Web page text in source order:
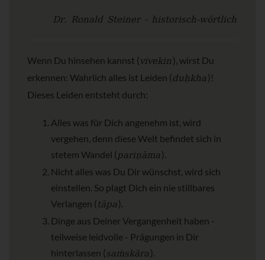
Dr. Ronald Steiner - historisch-wörtlich
Wenn Du hinsehen kannst (vivekin ), wirst Du
erkennen: Wahrlich alles ist Leiden (duḥkha )!
Dieses Leiden entsteht durch:
Alles was für Dich angenehm ist, wird
vergehen, denn diese Welt befindet sich in
stetem Wandel (pariṇāma ).
Nicht alles was Du Dir wünschst, wird sich
einstellen. So plagt Dich ein nie stillbares
Verlangen (tāpa ).
Dinge aus Deiner Vergangenheit haben -
teilweise leidvolle - Prägungen in Dir
hinterlassen (saṁskāra ).